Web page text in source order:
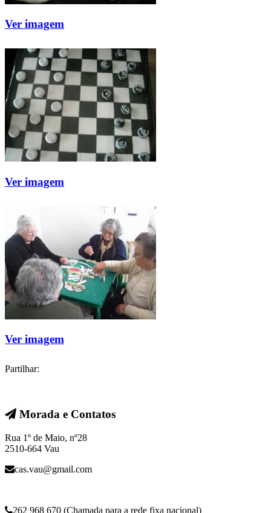
Ver imagem
Ver imagem
Ver imagem
Partilhar:
Morada e Contatos
Rua 1º de Maio, nº28
2510-664 Vau
cas.vau@gmail.com
262 968 670 (Chamada para a rede fixa nacional)